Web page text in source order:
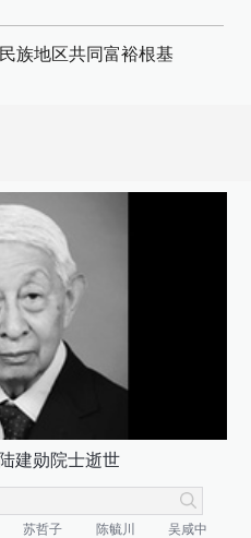
族地区共同富裕根基
建勋院士逝世
苏哲子 陈毓川
吴咸中